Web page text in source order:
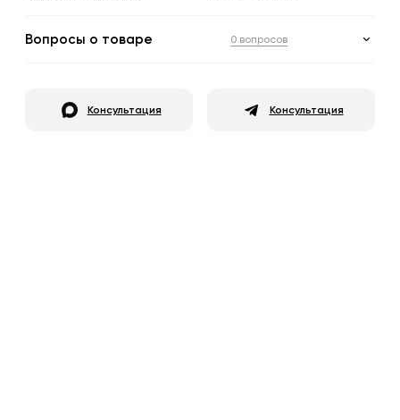
Вопросы о товаре 0 вопросов
Консультация Консультация